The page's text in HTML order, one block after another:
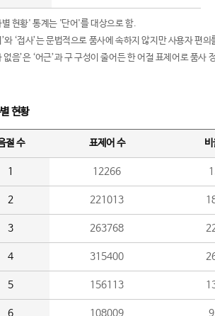
현황' 통계는 '단어'를 대상으로 함.
와 ‘접사’는 문법적으로 품사에 속하지 않지만 사용자 편
없음’은 ‘어근’과 구 구성이 줄어든 한 어절 표제어로 품사
현황
절 수 표제어 수
1 12266
2 221013
3 263768
4 315400
5 156113
6 108009